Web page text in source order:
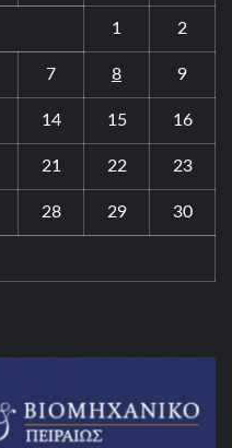
1 2
7 8 9
14 15 16
21 22 23
28 29 30